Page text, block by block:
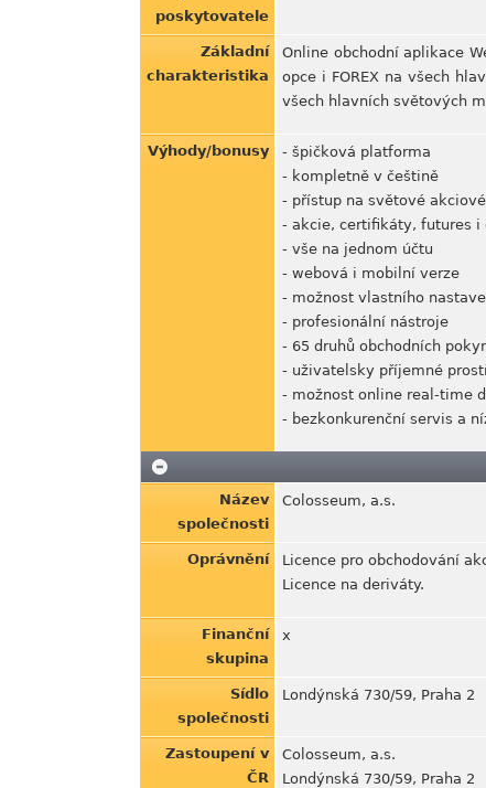
poskytovatele
Základní
charakteristika
Online obchodní aplikace
opce i FOREX na všech
všech hlavních světových
Výhody/bonusy
- špičková platforma
- kompletně v češtině
- přístup na světové
- akcie, certifikáty, futures i
- vše na jednom účtu
- webová i mobilní verze
- možnost vlastního
- profesionální nástroje
- 65 druhů obchodních
- uživatelsky příjemné
- možnost online real-time
- bezkonkurenční servis a
Název
společnosti
Colosseum, a.s.
Oprávnění
Licence pro obchodování
Licence na deriváty.
Finanční
skupina
x
Sídlo
společnosti
Londýnská 730/59, Praha 2
Zastoupení v
ČR
Colosseum, a.s.
Londýnská 730/59, Praha 2